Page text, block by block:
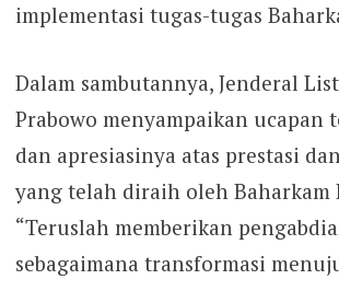
implementasi tugas-tugas
Dalam sambutannya, Jenderal
Prabowo menyampaikan ucapan
dan apresiasinya atas prestasi
yang telah diraih oleh Baharkam
“Teruslah memberikan
sebagaimana transformasi